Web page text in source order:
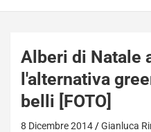
Alberi di Natale
l'alternativa
belli [FOTO]
8 Dicembre 2014 Gianluca